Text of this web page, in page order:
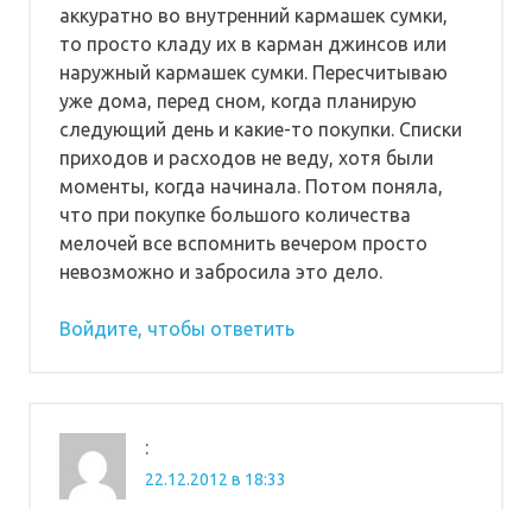
аккуратно во внутренний кармашек сумки,
то просто кладу их в карман джинсов или
наружный кармашек сумки. Пересчитываю
уже дома, перед сном, когда планирую
следующий день и какие-то покупки. Списки
приходов и расходов не веду, хотя были
моменты, когда начинала. Потом поняла,
что при покупке большого количества
мелочей все вспомнить вечером просто
невозможно и забросила это дело.
Войдите, чтобы ответить
:
22.12.2012 в 18:33